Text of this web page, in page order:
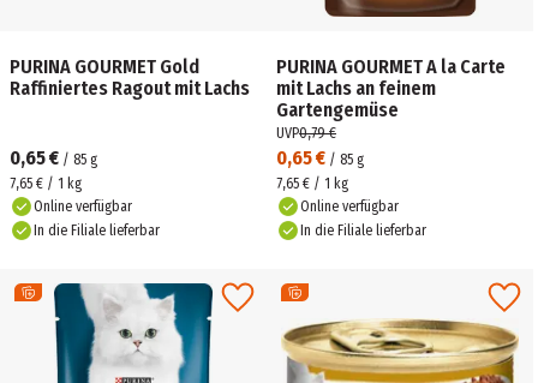
PURINA GOURMET Gold
Raffiniertes Ragout mit Lachs
0,65 € / 85 g
7,65 € / 1 kg
Online verfügbar
In die Filiale lieferbar
PURINA GOURMET A la Carte
mit Lachs an feinem
Gartengemüse
0,65 € / 85 g
UVP0,79 €
7,65 € / 1 kg
Online verfügbar
In die Filiale lieferbar